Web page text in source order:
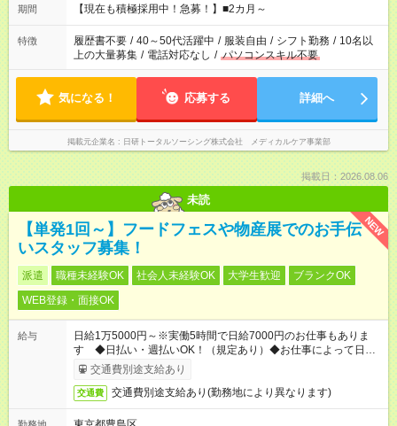
望する勤務時間と、もう1つのお仕事の勤務時間の合計が 週40
期間 【現在も積極採用中！急募！】■2カ月～
特徴 履歴書不要 / 40～50代活躍中 / 服装自由 / シフト勤務 / 10名以
上の大量募集 / 電話対応なし / パソコンスキル不要
気になる！ 応募する 詳細へ
掲載元企業名 日研トータルソーシング株式会社 メディカルケア事業部
掲載日：2026.08.06
未読
NEW
【単発1回～】フードフェスや物産展でのお手伝
いスタッフ募集！
派遣 職種未経験OK 社会人未経験OK 大学生歓迎
ブランクOK
WEB登録・面接OK
給与
日給1万5000円～※実働5時間で日給7000円のお仕事もありま
す ◆日払い・週払いOK！（規定あり）◆お仕事によって日給も
異なります
交通費別途支給あり
交通費 交通費別途支給あり(勤務地により異なります)